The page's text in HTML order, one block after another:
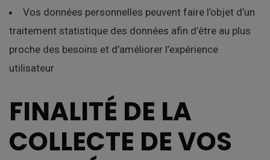
Vos données personnelles peuvent faire l’objet d’un
traitement statistique des données afin d’être au plus
proche des besoins et d’améliorer l’expérience
utilisateur
FINALITÉ DE LA
COLLECTE DE VOS